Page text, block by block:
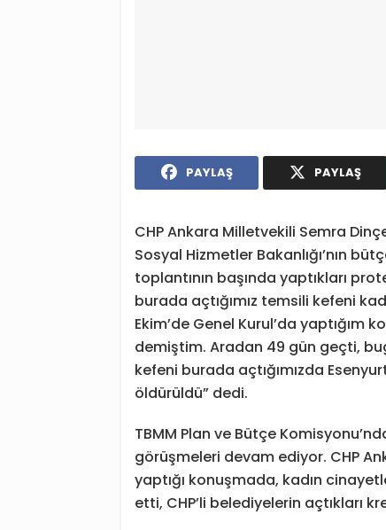
PAYLAŞ PAYLAŞ
CHP Ankara Milletvekili Semra
Sosyal Hizmetler Bakanlığı’nın
toplantının başında yaptıkları
burada açtığımız temsili kefeni
Ekim’de Genel Kurul’da yaptığım
demiştim. Aradan 49 gün geçti,
kefeni burada açtığımızda
öldürüldü” dedi.
TBMM Plan ve Bütçe
görüşmeleri devam ediyor. CHP
yaptığı konuşmada, kadın
etti, CHP’li belediyelerin açtıkları